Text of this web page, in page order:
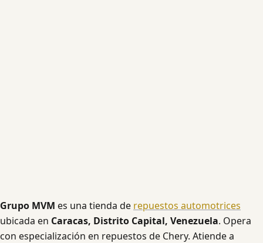
Grupo MVM es una tienda de repuestos automotrices
ubicada en Caracas, Distrito Capital, Venezuela. Opera
con especialización en repuestos de Chery. Atiende a